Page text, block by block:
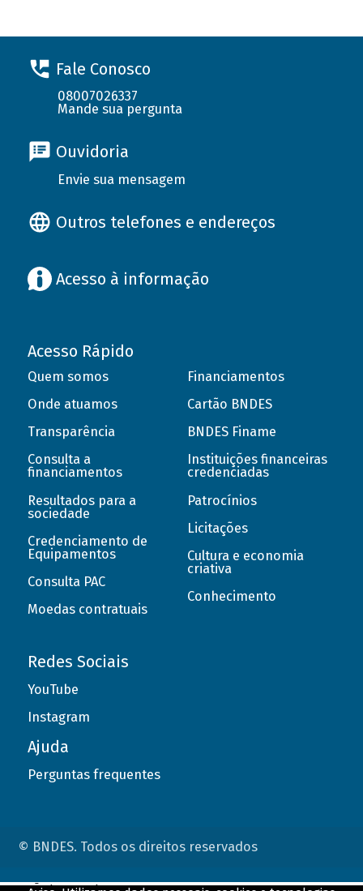
Fale Conosco
08007026337
Mande sua pergunta
Ouvidoria
Envie sua mensagem
Outros telefones e endereços
Acesso à informação
Acesso Rápido
Quem somos
Onde atuamos
Transparência
Consulta a
financiamentos
Resultados para a
sociedade
Credenciamento de
Equipamentos
Consulta PAC
Moedas contratuais
Financiamentos
Cartão BNDES
BNDES Finame
Instituições financeiras
credenciadas
Patrocínios
Licitações
Cultura e economia
criativa
Conhecimento
Redes Sociais
YouTube
Instagram
Ajuda
Perguntas frequentes
© BNDES. Todos os direitos reservados